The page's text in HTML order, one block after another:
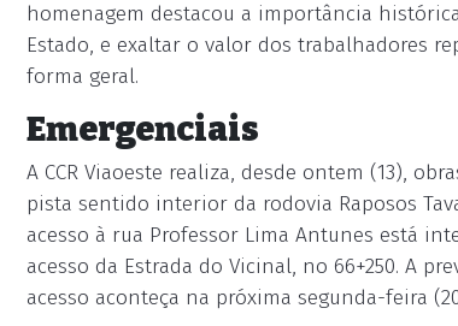
homenagem destacou a importância
Estado, e exaltar o valor dos trabalhadores
forma geral.
Emergenciais
A CCR Viaoeste realiza, desde ontem (13),
pista sentido interior da rodovia Raposos
acesso à rua Professor Lima Antunes está
acesso da Estrada do Vicinal, no 66+250. A
acesso aconteça na próxima segunda-feira